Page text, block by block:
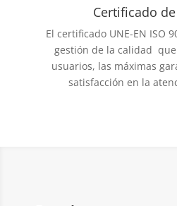
Certificado
El certificado UNE-EN ISO
gestión de la calidad
usuarios, las máximas
satisfacción en la